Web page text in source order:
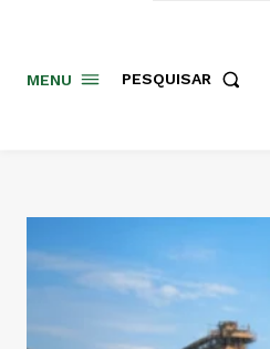
MENU PESQUISAR